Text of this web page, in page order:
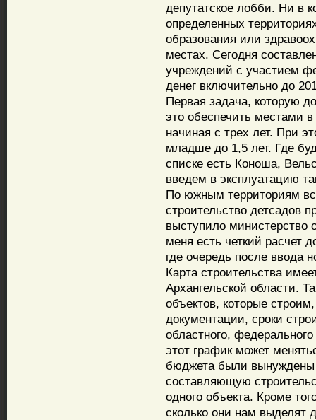
депутатское лобби. Ни в
определенных
образования или
местах. Сегодня
учреждений с участием
денег включительно до
Первая задача, которую
это обеспечить местами
начиная с трех лет. При
младше до 1,5 лет. Где
списке есть Коноша,
введем в эксплуатацию
По южным территориям
строительство детсадов
выступило министерство
меня есть четкий расчет
где очередь после ввода
Карта строительства
Архангельской области.
объектов, которые
документации, сроки
областного,
этот график может
бюджета были вынуждены
составляющую
одного объекта. Кроме
сколько они нам выделят